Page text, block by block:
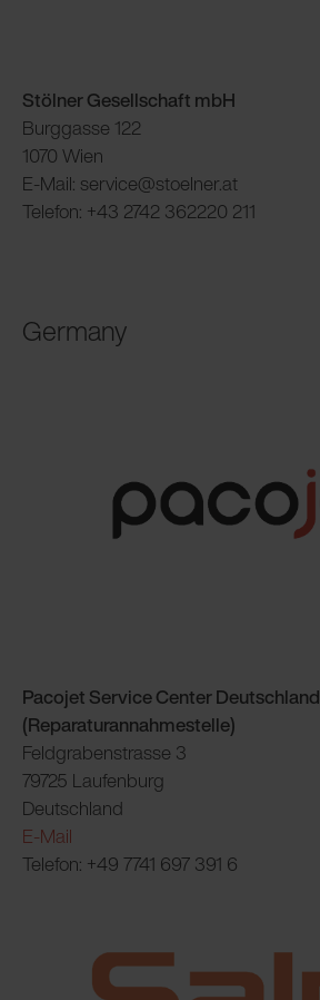
Stölner Gesellschaft mbH
Burggasse 122
1070 Wien
E-Mail: service@stoelner.at
Telefon: +43 2742 362220 211
Germany
Pacojet Service Center Deutschland
(Reparaturannahmestelle)
Feldgrabenstrasse 3
79725 Laufenburg
Deutschland
E-Mail
Telefon: +49 7741 697 391 6